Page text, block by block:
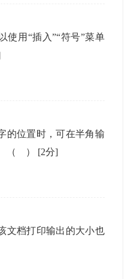
使用“插入”“符号”菜单
的位置时，可在半角输
（ ） [2分]
文档打印输出的大小也